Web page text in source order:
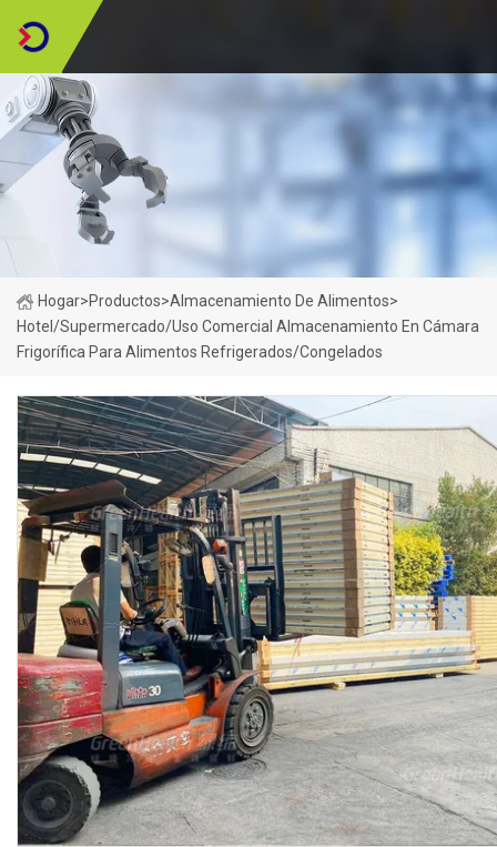
Hogar>Productos>Almacenamiento De Alimentos>
Hotel/Supermercado/Uso Comercial Almacenamiento En Cámara
Frigorífica Para Alimentos Refrigerados/congelados